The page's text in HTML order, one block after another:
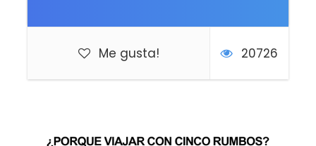
Me gusta! 20726